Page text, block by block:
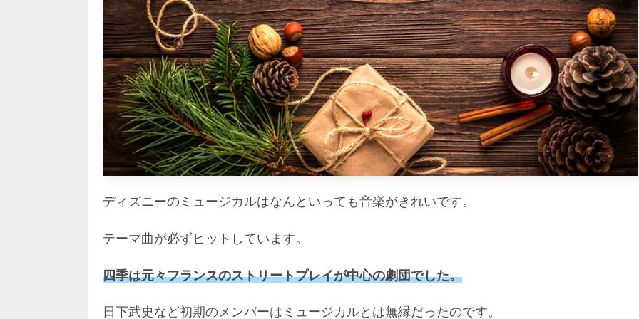
ディズニーのミュージカルはなんといっても音楽がきれいです。
テーマ曲が必ずヒットしています。
四季は元々フランスのストリートプレイが中心の劇団でした。
日下武史など初期のメンバーはミュージカルとは無縁だったのです。